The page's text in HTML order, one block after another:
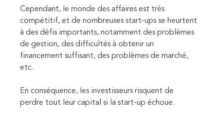
Cependant, le monde des affaires est très
compétitif, et de nombreuses start-ups se heurtent
à des défis importants, notamment des problèmes
de gestion, des difficultés à obtenir un
financement suffisant, des problèmes de marché,
etc.
En conséquence, les investisseurs risquent de
perdre tout leur capital si la start-up échoue.